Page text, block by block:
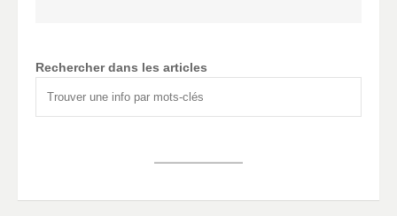
Rechercher dans les articles